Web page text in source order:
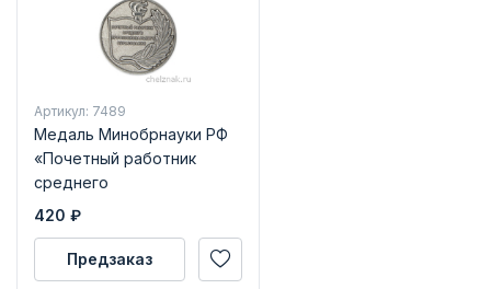
Артикул: 7489
Медаль Минобрнауки РФ
«Почетный работник
среднего
профессионального
420 ₽
Предзаказ